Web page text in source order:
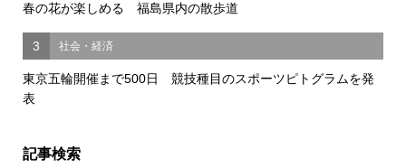
春の花が楽しめる 福島県内の散歩道
3 社会・経済
東京五輪開催まで500日 競技種目のスポーツピトグラムを発
表
記事検索